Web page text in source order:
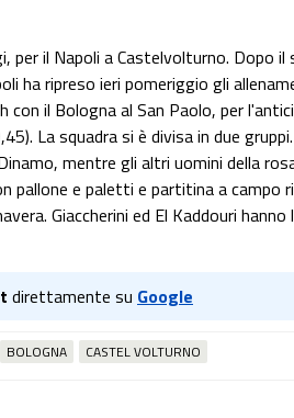
per il Napoli a Castelvolturno. Dopo il
ha ripreso ieri pomeriggio gli
con il Bologna al San Paolo, per
La squadra si è divisa in due
mentre gli altri uomini della
pallone e paletti e partitina a campo
Giaccherini ed El Kaddouri
direttamente su Google
BOLOGNA CASTEL VOLTURNO